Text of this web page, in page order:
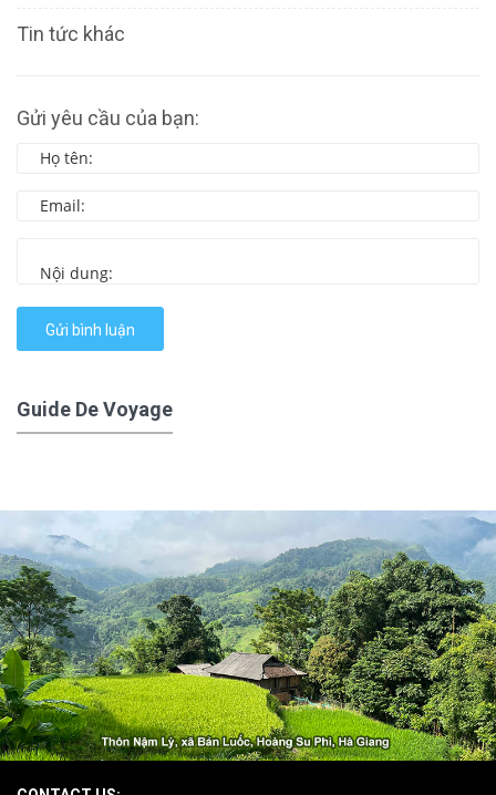
Tin tức khác
Gửi yêu cầu của bạn:
Gửi bình luận
Guide De Voyage